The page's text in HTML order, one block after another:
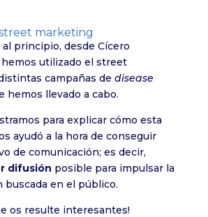
marketing
al principio, desde Cícero
utilizado el street
campañas de disease
hemos llevado a cabo.
para explicar cómo esta
ayudó a la hora de conseguir
de comunicación; es decir,
difusión posible para impulsar la
buscada en el público.
os resulte interesantes!